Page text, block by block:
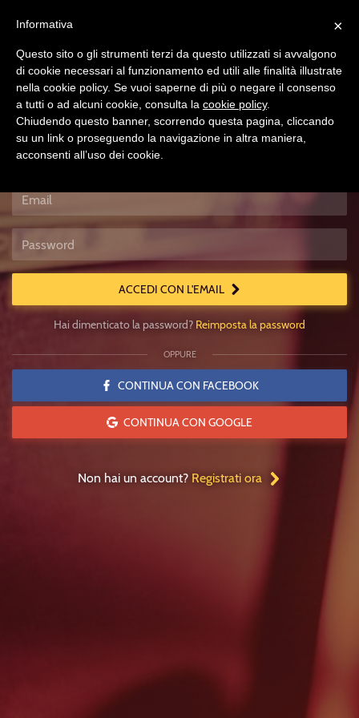
Accedi
Usa
un
account
locale
ACCEDI CON L'EMAIL
Hai dimenticato la password? Reimposta la password
OPPURE
CONTINUA CON FACEBOOK
CONTINUA CON GOOGLE
Non hai un account? Registrati ora
×
Informativa
Questo sito o gli strumenti terzi da questo utilizzati si avvalgono
di cookie necessari al funzionamento ed utili alle finalità illustrate
nella cookie policy. Se vuoi saperne di più o negare il consenso
a tutti o ad alcuni cookie, consulta la cookie policy.
Chiudendo questo banner, scorrendo questa pagina, cliccando
su un link o proseguendo la navigazione in altra maniera,
acconsenti all’uso dei cookie.